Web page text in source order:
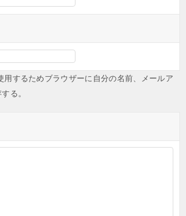
用するためブラウザーに自分の名前、メールア
る。